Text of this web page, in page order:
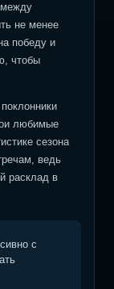
между
не менее
победу и
чтобы
любимые
сезона
ведь
расклад в
с